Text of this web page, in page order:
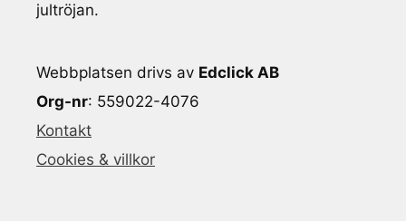
jultröjan.
Webbplatsen drivs av Edclick AB
Org-nr: 559022-4076
Kontakt
Cookies & villkor